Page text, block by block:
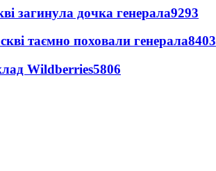
загинула дочка генерала9293
таємно поховали генерала8403
Wildberries5806